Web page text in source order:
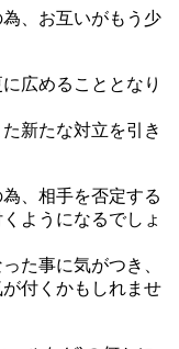
、お互いがもう少
広めることとなり
新たな対立を引き
、相手を否定する
ようになるでしょ
た事に気がつき、
付くかもしれませ